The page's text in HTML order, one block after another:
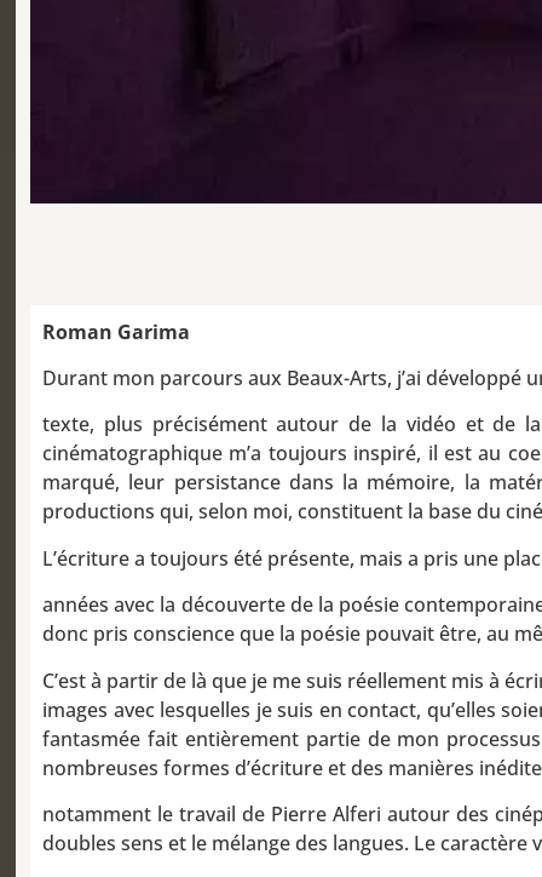
Roman Garima
Durant mon parcours aux Beaux-Arts, j’ai développé
texte, plus précisément autour de la vidéo et de
cinématographique m’a toujours inspiré, il est au
marqué, leur persistance dans la mémoire, la
productions qui, selon moi, constituent la base du
L’écriture a toujours été présente, mais a pris une
années avec la découverte de la poésie
donc pris conscience que la poésie pouvait être, au
C’est à partir de là que je me suis réellement mis à
images avec lesquelles je suis en contact, qu’elles
fantasmée fait entièrement partie de mon
nombreuses formes d’écriture et des manières
notamment le travail de Pierre Alferi autour des
doubles sens et le mélange des langues. Le